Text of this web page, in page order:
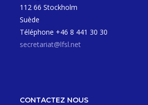
112 66 Stockholm
Suède
Téléphone +46 8 441 30 30
secretariat@lfsl.net
CONTACTEZ NOUS